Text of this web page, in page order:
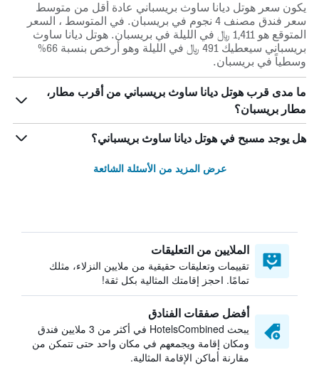
يكون سعر هوتل ديانا ساوث بريسباني عادة أقل من متوسط ​​
سعر فندق مصنف 4 نجوم في بريسبان. في المتوسط ، السعر
المتوقع هو 1,411 ﷼ في الليلة في بريسبان. هوتل ديانا ساوث
بريسباني سيعطيك 491 ﷼ في الليلة وهو أرخص بنسبة 66%
وسطياً في بريسبان.
ما مدى قرب هوتل ديانا ساوث بريسباني من أقرب مطار،
مطار بريسبان؟
هل يوجد مسبح في هوتل ديانا ساوث بريسباني؟
عرض المزيد من الأسئلة الشائعة
الملايين من التعليقات
تقييمات وتعليقات حقيقية من ملايين النزلاء، مثلك
تمامًا. احجز إقامتك المثالية بكل ثقة!
أفضل صفقات الفنادق
يبحث HotelsCombined في أكثر من 3 ملايين فندق
ومكان إقامة ويجمعهم في مكان واحد حتى تتمكن من
مقارنة أماكن الإقامة المثالية.